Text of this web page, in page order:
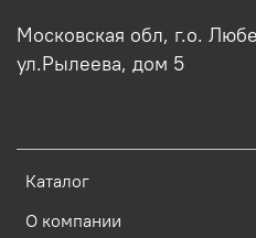
Каталог
О компании
Московская обл, г.о.
ул.Рылеева, дом 5